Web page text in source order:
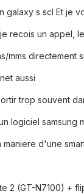
galaxy s scl Et je
recois un appel,
mms directement
aussi
trop souvent
logiciel samsung
maniere d'une
2 (GT-N7100) +